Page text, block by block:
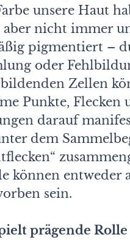
unsere Haut
aber nicht immer
pigmentiert –
oder
Zellen
Punkte, Flecken
darauf
dem
können entweder
sein.
prägende Rolle